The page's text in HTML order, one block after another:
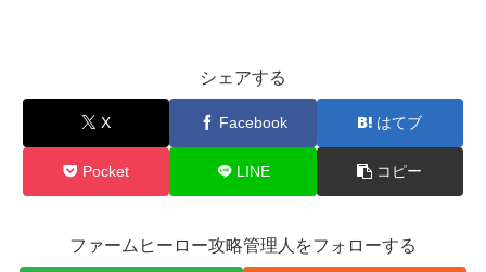
シェアする
X Facebook はてブ
Pocket LINE コピー
ファームヒーロー攻略管理人をフォローする